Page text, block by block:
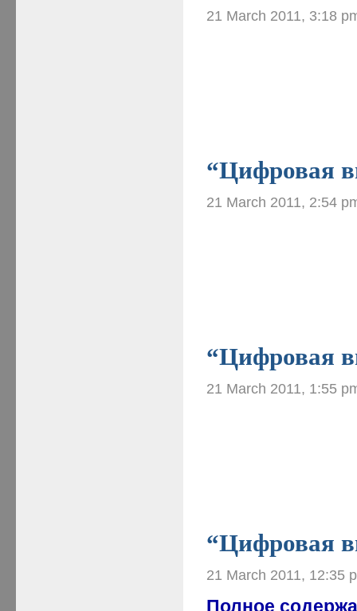
21 March 2011, 3:18
“Цифровая
21 March 2011, 2:54
“Цифровая
21 March 2011, 1:55
“Цифровая
21 March 2011, 12:35
Полное